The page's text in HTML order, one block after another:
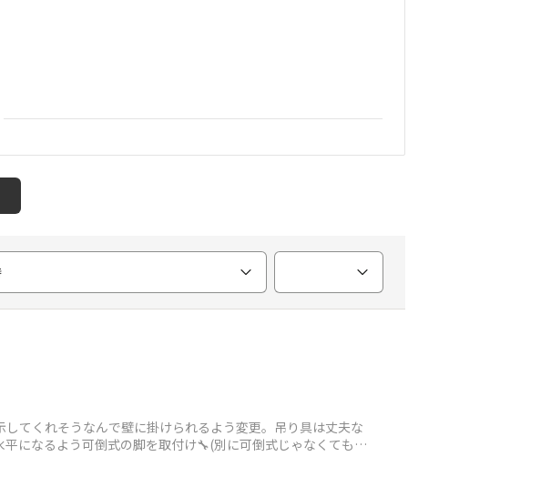
てくれそうなんで壁に掛けられるよう変更。吊り具は丈夫な
になるよう可倒式の脚を取付け🔧(別に可倒式じゃなくてもい